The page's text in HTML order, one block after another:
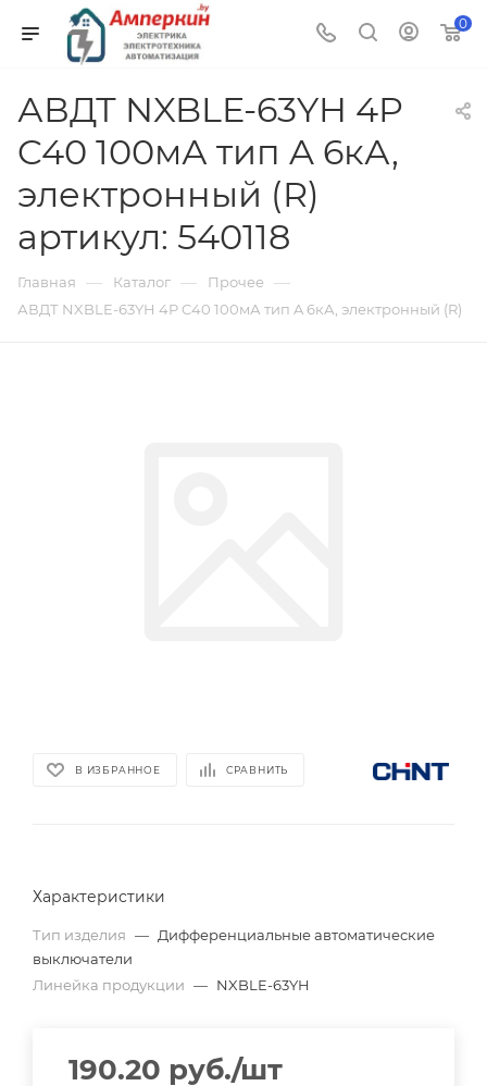
0
АВДТ NXBLE-63YH 4P
C40 100мА тип A 6кА,
электронный (R)
артикул: 540118
Главная — Каталог — Прочее —
АВДТ NXBLE-63YH 4P C40 100мА тип A 6кА, электронный (R)
В ИЗБРАННОЕ СРАВНИТЬ
Характеристики
Тип изделия — Дифференциальные автоматические
выключатели
Линейка продукции — NXBLE-63YH
190.20 руб./шт